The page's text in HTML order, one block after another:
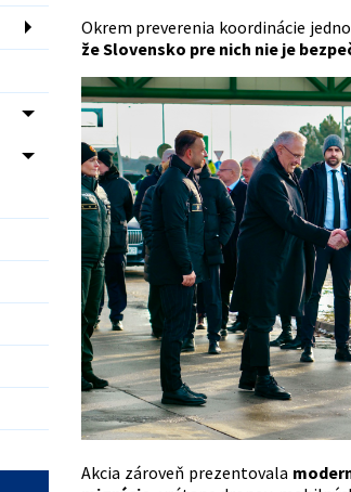
Okrem preverenia koordinácie
že Slovensko pre nich nie je
Akcia zároveň prezentovala